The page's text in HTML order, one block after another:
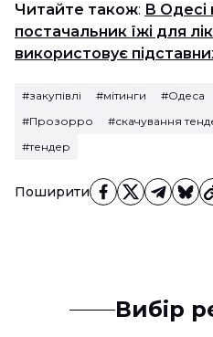
Поширити
Читайте також: В Одесі
постачальник їжі для
використовує
#закупівлі #мітинги #Одеса
#Прозорро
#скачування
#тендер
Вибір